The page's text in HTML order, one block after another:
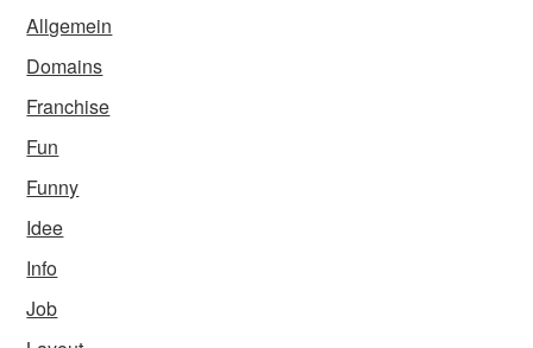
Allgemein
Domains
Franchise
Fun
Funny
Idee
Info
Job